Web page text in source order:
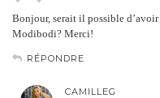
Bonjour, serait il possible
Modibodi? Merci!
RÉPONDRE
CAMILLEG